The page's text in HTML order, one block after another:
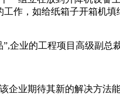
作，如给纸箱子开箱机
业的工程项目高级副总
企业期待其新的解决方法